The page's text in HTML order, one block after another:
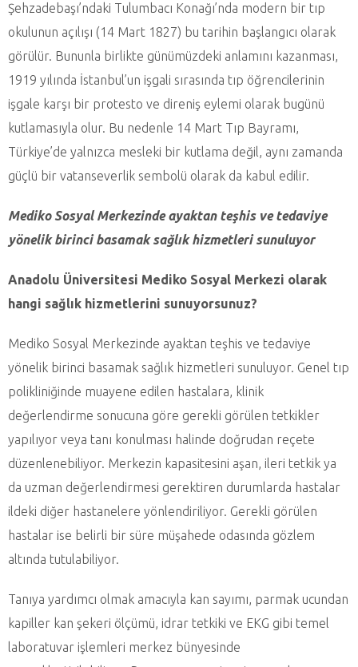
Şehzadebaşı’ndaki Tulumbacı Konağı’nda modern bir tıp
okulunun açılışı (14 Mart 1827) bu tarihin başlangıcı olarak
görülür. Bununla birlikte günümüzdeki anlamını kazanması,
1919 yılında İstanbul’un işgali sırasında tıp öğrencilerinin
işgale karşı bir protesto ve direniş eylemi olarak bugünü
kutlamasıyla olur. Bu nedenle 14 Mart Tıp Bayramı,
Türkiye’de yalnızca mesleki bir kutlama değil, aynı zamanda
güçlü bir vatanseverlik sembolü olarak da kabul edilir.
Mediko Sosyal Merkezinde ayaktan teşhis ve tedaviye
yönelik birinci basamak sağlık hizmetleri sunuluyor
Anadolu Üniversitesi Mediko Sosyal Merkezi olarak
hangi sağlık hizmetlerini sunuyorsunuz?
Mediko Sosyal Merkezinde ayaktan teşhis ve tedaviye
yönelik birinci basamak sağlık hizmetleri sunuluyor. Genel tıp
polikliniğinde muayene edilen hastalara, klinik
değerlendirme sonucuna göre gerekli görülen tetkikler
yapılıyor veya tanı konulması halinde doğrudan reçete
düzenlenebiliyor. Merkezin kapasitesini aşan, ileri tetkik ya
da uzman değerlendirmesi gerektiren durumlarda hastalar
ildeki diğer hastanelere yönlendiriliyor. Gerekli görülen
hastalar ise belirli bir süre müşahede odasında gözlem
altında tutulabiliyor.
Tanıya yardımcı olmak amacıyla kan sayımı, parmak ucundan
kapiller kan şekeri ölçümü, idrar tetkiki ve EKG gibi temel
laboratuvar işlemleri merkez bünyesinde